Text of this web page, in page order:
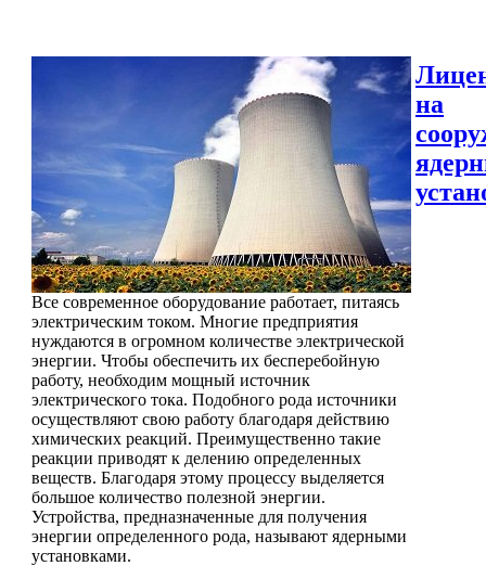
Все современное оборудование работает, питаясь
электрическим током. Многие предприятия
нуждаются в огромном количестве электрической
энергии. Чтобы обеспечить их бесперебойную
работу, необходим мощный источник
электрического тока. Подобного рода источники
осуществляют свою работу благодаря действию
химических реакций. Преимущественно такие
реакции приводят к делению определенных
веществ. Благодаря этому процессу выделяется
большое количество полезной энергии.
Устройства, предназначенные для получения
энергии определенного рода, называют ядерными
установками.
на